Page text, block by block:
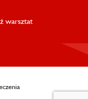
warsztat